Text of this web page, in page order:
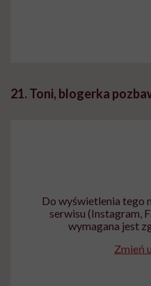
21. Toni, blogerka
Do wyświetlenia tego
serwisu (Instagram,
wymagana jest
Zmień